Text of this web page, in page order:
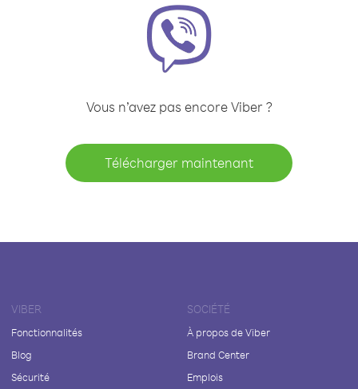
Vous n’avez pas encore Viber ?
Télécharger maintenant
VIBER
Fonctionnalités
Blog
Sécurité
SOCIÉTÉ
À propos de Viber
Brand Center
Emplois